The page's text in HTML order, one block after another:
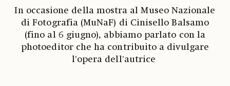
In occasione della mostra al Museo Nazionale
di Fotografia (MuNaF) di Cinisello Balsamo
(fino al 6 giugno), abbiamo parlato con la
photoeditor che ha contribuito a divulgare
l'opera dell'autrice